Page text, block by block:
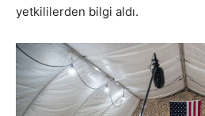
yetkililerden bilgi aldı.